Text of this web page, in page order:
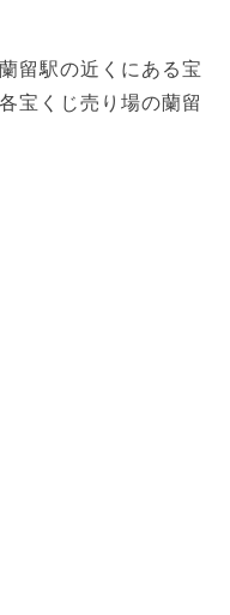
留駅の近くにある宝
宝くじ売り場の蘭留